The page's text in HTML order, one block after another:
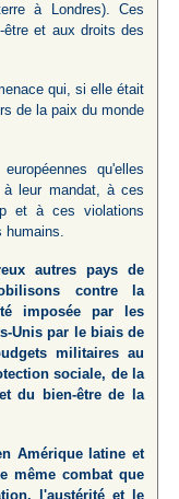
à Londres). Ces
et aux droits des
qui, si elle était
de la paix du monde
qu'elles
à leur mandat, à ces
et à ces violations
humains.
autres pays de
contre la
imposée par les
Unis par le biais de
militaires au
sociale, de la
du bien-être de la
Amérique latine et
même combat que
l'austérité et le